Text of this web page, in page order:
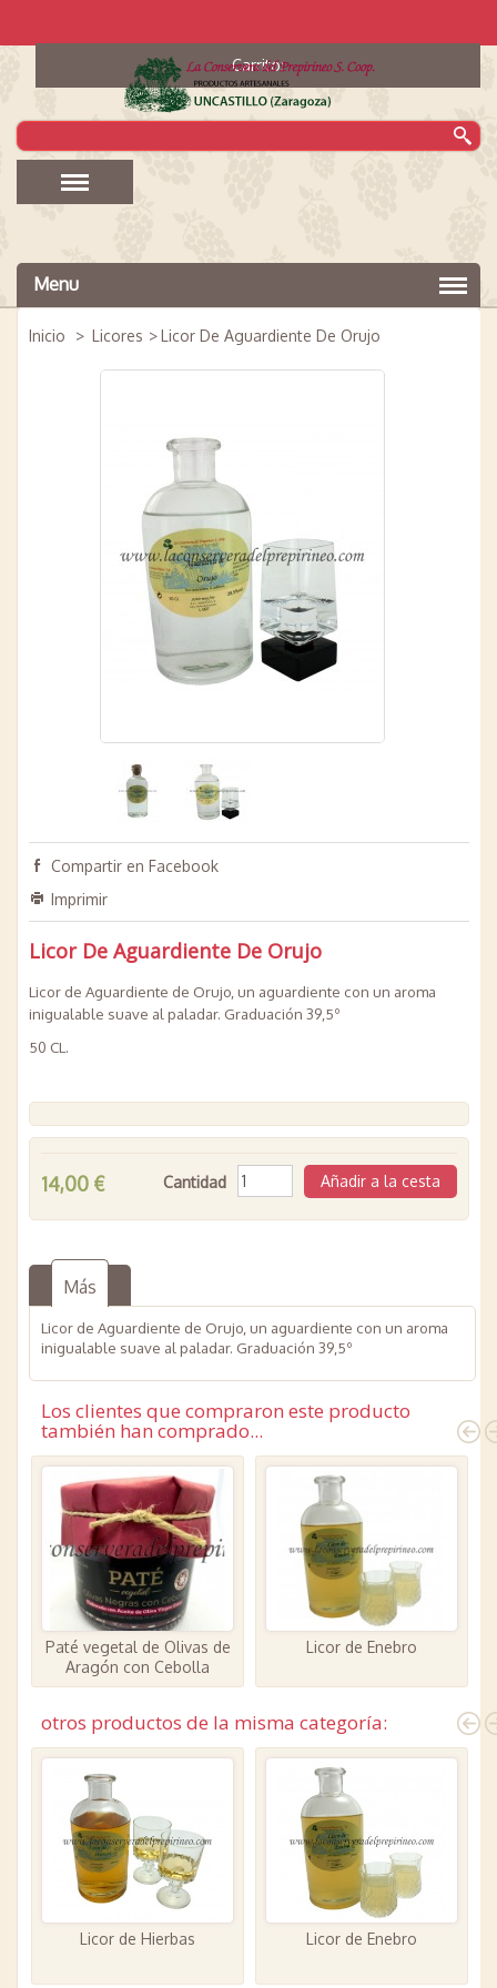
Menu
Carrito:
Inicio > Licores >Licor De Aguardiente De Orujo
Compartir en Facebook
Imprimir
Licor De Aguardiente De Orujo
Licor de Aguardiente de Orujo, un aguardiente con un aroma
inigualable suave al paladar. Graduación 39,5º
50 CL.
14,00 € Cantidad
Más
Licor de Aguardiente de Orujo, un aguardiente con un aroma
inigualable suave al paladar. Graduación 39,5º
Los clientes que compraron este producto
también han comprado...
Paté vegetal de Olivas de
Aragón con Cebolla
Licor de Enebro
otros productos de la misma categoría:
Licor de Hierbas Licor de Enebro